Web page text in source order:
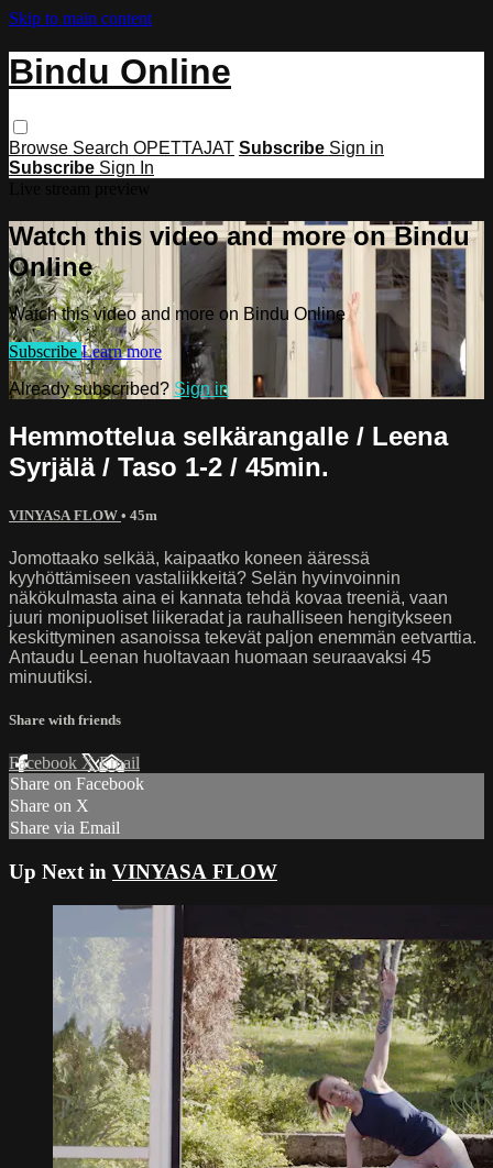
Skip to main content
Bindu Online
Browse Search OPETTAJAT Subscribe Sign in
Subscribe Sign In
Watch this video and more on Bindu
Online
Watch this video and more on Bindu Online
Subscribe Learn more
Already subscribed? Sign in
Hemmottelua selkärangalle / Leena
Syrjälä / Taso 1-2 / 45min.
VINYASA FLOW • 45m
Jomottaako selkää, kaipaatko koneen ääressä
kyyhöttämiseen vastaliikkeitä? Selän hyvinvoinnin
näkökulmasta aina ei kannata tehdä kovaa treeniä, vaan
juuri monipuoliset liikeradat ja rauhalliseen hengitykseen
keskittyminen asanoissa tekevät paljon enemmän eetvarttia.
Antaudu Leenan huoltavaan huomaan seuraavaksi 45
minuutiksi.
Share with friends
Facebook XEmail
Share on Facebook
Share on X
Share via Email
Up Next in VINYASA FLOW